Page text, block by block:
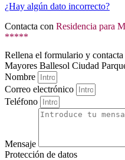
¿Hay algún dato incorrecto?
Contacta con Residencia para
*****
Rellena el formulario y
Mayores Ballesol Ciudad
Nombre
Correo electrónico
Teléfono
Mensaje
Protección de datos